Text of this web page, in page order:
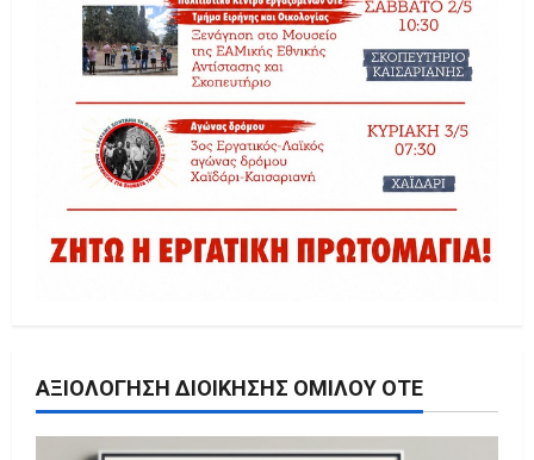
ΑΞΙΟΛΌΓΗΣΗ ΔΙΟΊΚΗΣΗΣ ΟΜΊΛΟΥ ΟΤΕ